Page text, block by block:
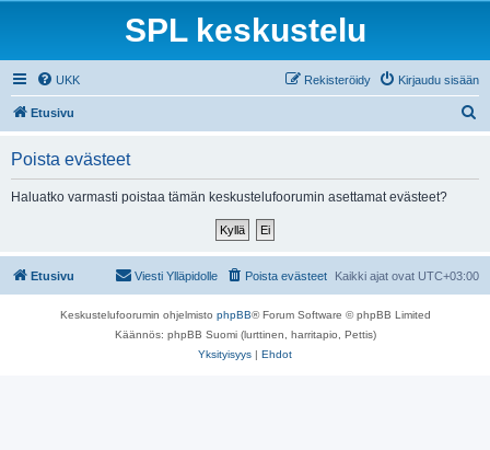
SPL keskustelu
UKK Kirjaudu sisään
Rekisteröidy
Etusivu
Poista evästeet
Haluatko varmasti poistaa tämän keskustelufoorumin asettamat evästeet?
Etusivu Kaikki ajat ovat UTC+03:00
Poista evästeet
Viesti Ylläpidolle
Keskustelufoorumin ohjelmisto phpBB® Forum Software © phpBB Limited
Käännös: phpBB Suomi (lurttinen, harritapio, Pettis)
Yksityisyys | Ehdot